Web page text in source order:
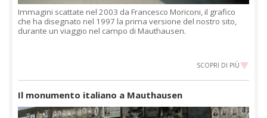
Immagini scattate nel 2003 da Francesco Moriconi, il grafico
che ha disegnato nel 1997 la prima versione del nostro sito,
durante un viaggio nel campo di Mauthausen.
SCOPRI DI PIÙ
Il monumento italiano a Mauthausen